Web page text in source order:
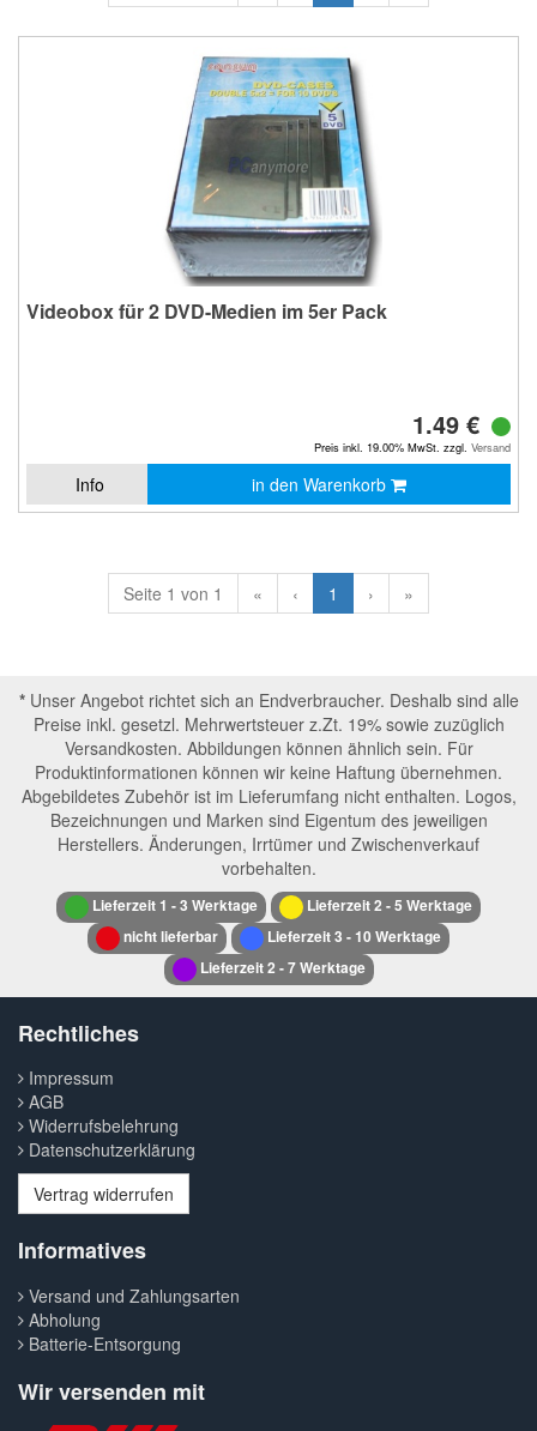
Videobox für 2 DVD-Medien im 5er Pack
1.49 €
Preis inkl. 19.00% MwSt. zzgl. Versand
Info in den Warenkorb
Seite 1 von 1 « ‹ 1 › »
*Unser Angebot richtet sich an Endverbraucher. Deshalb sind alle
Preise inkl. gesetzl. Mehrwertsteuer z.Zt. 19% sowie zuzüglich
Versandkosten. Abbildungen können ähnlich sein. Für
Produktinformationen können wir keine Haftung übernehmen.
Abgebildetes Zubehör ist im Lieferumfang nicht enthalten. Logos,
Bezeichnungen und Marken sind Eigentum des jeweiligen
Herstellers. Änderungen, Irrtümer und Zwischenverkauf
vorbehalten.
Lieferzeit 1 - 3 Werktage
Lieferzeit 2 - 5 Werktage
nicht lieferbar
Lieferzeit 3 - 10 Werktage
Lieferzeit 2 - 7 Werktage
Rechtliches
Impressum
AGB
Widerrufsbelehrung
Datenschutzerklärung
Vertrag widerrufen
Informatives
Versand und Zahlungsarten
Abholung
Batterie-Entsorgung
Wir versenden mit